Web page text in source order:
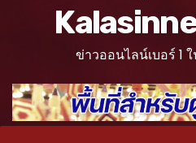
ข่าวออนไลน์เบอร์ 1